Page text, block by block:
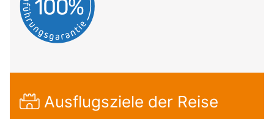
Ausflugsziele der Reise